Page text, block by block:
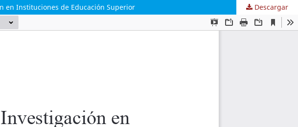
en Instituciones de Educación Superior Descargar